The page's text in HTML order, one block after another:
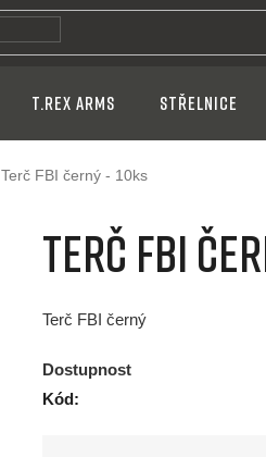
T.REX ARMS STŘELNICE
Terč FBI černý - 10ks
Terč FBI
Terč FBI černý
Dostupnost
Kód: